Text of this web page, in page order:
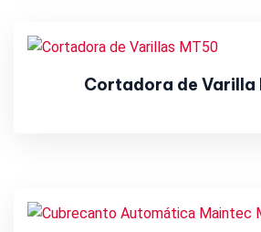
Cortadora de Varilla